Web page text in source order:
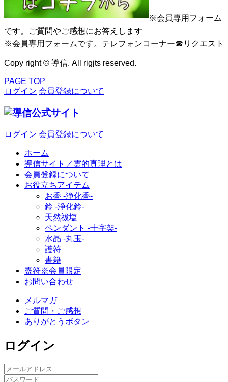
※会員専用フォーム
です。ご質問やご感想にお答えします
※会員専用フォームです。テレフォンコーナー☎リクエスト
Copy right © 導信. All rigjts reserved.
PAGE TOP
ログイン 会員登録について
ログイン 会員登録について
ホーム
導信サイト／霊的真理とは
会員登録について
お役立ちアイテム
お香 ‐浄化香‐
鈴 ‐浄化鈴‐
天然祓塩
ペンダント -十字架-
水晶 -丸玉-
護符
書籍
靈符※会員限定
お問い合わせ
メルマガ
ご質問・ご感想
ありがとうボタン
ログイン